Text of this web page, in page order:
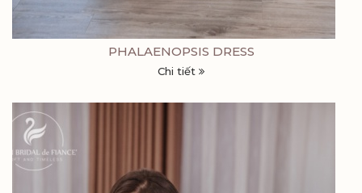
PHALAENOPSIS DRESS
Chi tiết